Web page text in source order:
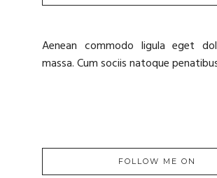
Aenean commodo ligula eget
massa. Cum sociis natoque
FOLLOW ME ON